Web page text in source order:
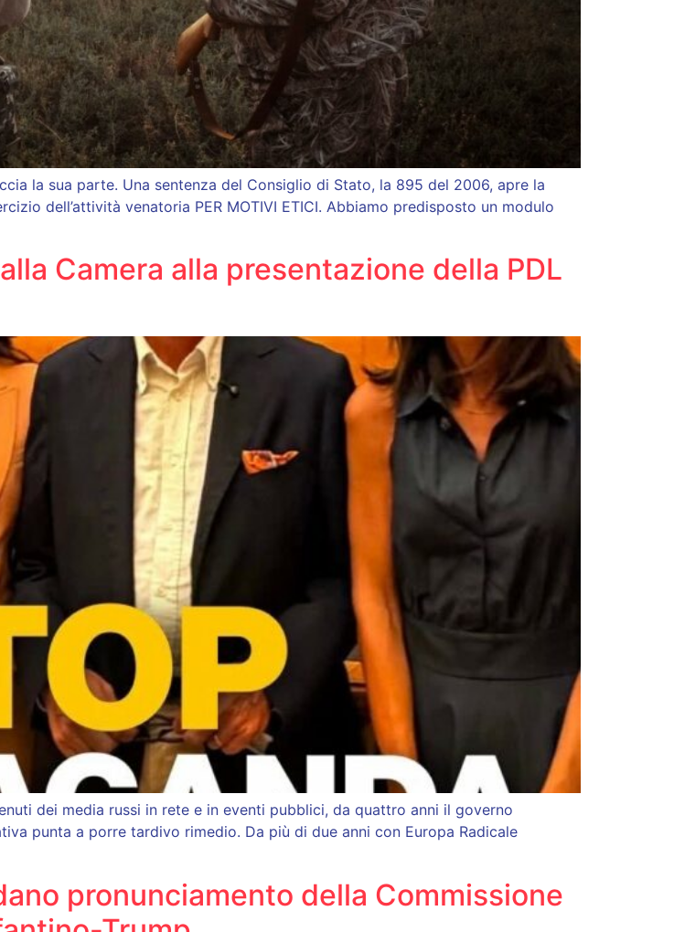
la sua parte. Una sentenza del Consiglio di Stato, la 895 del 2006, apre la
dell’attività venatoria PER MOTIVI ETICI. Abbiamo predisposto un modulo
Camera alla presentazione della PDL
dei media russi in rete e in eventi pubblici, da quattro anni il governo
punta a porre tardivo rimedio. Da più di due anni con Europa Radicale
pronunciamento della Commissione